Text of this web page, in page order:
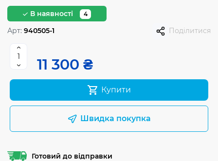
В наявності 4
Арт: 940505-1 Поділитися
11 300 ₴
Купити
Швидка покупка
Готовий до відправки